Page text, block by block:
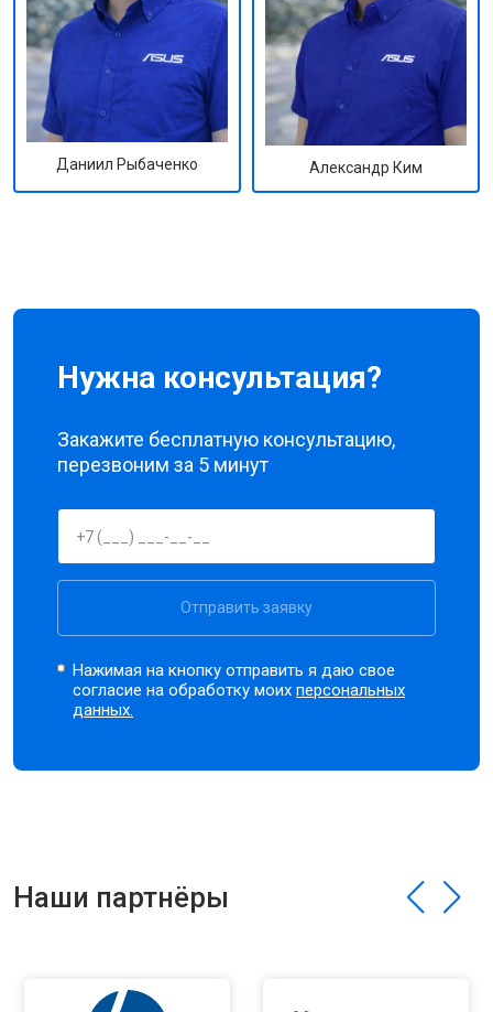
Даниил Рыбаченко Александр Ким
Нужна консультация?
Закажите бесплатную консультацию,
перезвоним за 5 минут
Отправить заявку
Нажимая на кнопку отправить я даю свое
согласие на обработку моихперсональных
данных.
Наши партнёры